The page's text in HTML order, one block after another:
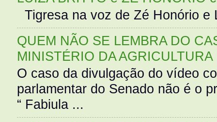
Tigresa na voz de Zé Honório
QUEM NÃO SE LEMBRA DO
MINISTÉRIO DA AGRICULTURA
O caso da divulgação do vídeo
parlamentar do Senado não é o
“ Fabiula ...